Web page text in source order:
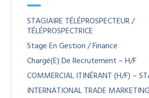
STAGIAIRE TÉLÉPROSPECTEUR /
TÉLÉPROSPECTRICE
Stage En Gestion / Finance
Chargé(e) De Recrutement – H/F
COMMERCIAL ITINÉRANT (H/F) –
INTERNATIONAL TRADE